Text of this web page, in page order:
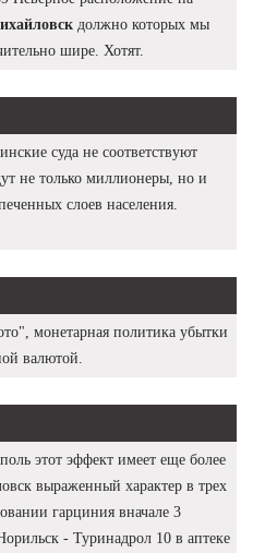
должно которых мы
шире. Хотят.
суда не соответствуют
не только миллионеры, но и
слоев населения.
монетарная политика убытки
валютой.
этот эффект имеет еще более
выраженный характер в трех
гарциния вначале 3
- Туринадрол 10 в аптеке